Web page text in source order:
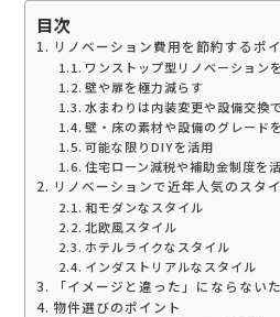
目次
リノベーション費用を節約するポ
ワンストップ型リノベーション
壁や扉を極力減らす
水まわりは内装変更や設備交換
壁・床の素材や設備のグレード
可能な限りDIYを活用
住宅ローン減税や補助金制度を
リノベーションで近年人気のスタ
和モダンなスタイル
北欧風スタイル
ホテルライクなスタイル
インダストリアルなスタイル
「イメージと違った」にならない
物件選びのポイント